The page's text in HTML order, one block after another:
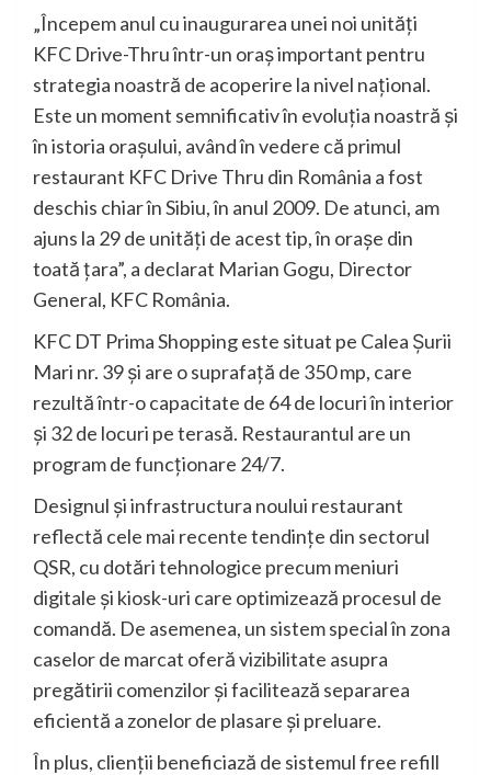
„Începem anul cu inaugurarea unei noi unități
KFC Drive-Thru într-un oraș important pentru
strategia noastră de acoperire la nivel național.
Este un moment semnificativ în evoluția noastră și
în istoria orașului, având în vedere că primul
restaurant KFC Drive Thru din România a fost
deschis chiar în Sibiu, în anul 2009. De atunci, am
ajuns la 29 de unități de acest tip, în orașe din
toată țara”, a declarat Marian Gogu, Director
General, KFC România.
KFC DT Prima Shopping este situat pe Calea Șurii
Mari nr. 39 și are o suprafață de 350 mp, care
rezultă într-o capacitate de 64 de locuri în interior
și 32 de locuri pe terasă. Restaurantul are un
program de funcționare 24/7.
Designul și infrastructura noului restaurant
reflectă cele mai recente tendințe din sectorul
QSR, cu dotări tehnologice precum meniuri
digitale și kiosk-uri care optimizează procesul de
comandă. De asemenea, un sistem special în zona
caselor de marcat oferă vizibilitate asupra
pregătirii comenzilor și facilitează separarea
eficientă a zonelor de plasare și preluare.
În plus, clienții beneficiază de sistemul free refill